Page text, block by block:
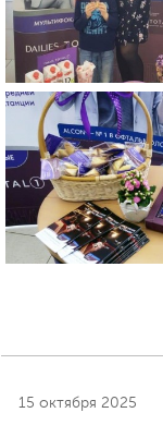
15 октября 2025